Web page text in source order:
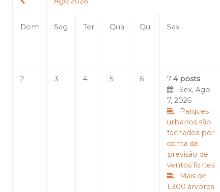
Dom Seg Ter Qua Qui Sex
2 3 4 5 6 7 4 posts
Sex, Ago
7, 2026
Parques
urbanos são
fechados por
conta da
previsão de
ventos fortes
Mais de
1.300 árvores